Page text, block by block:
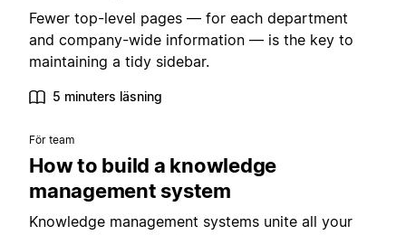
Fewer top-level pages — for each department
and company-wide information — is the key to
maintaining a tidy sidebar.
5 minuters läsning
För team
How to build a knowledge
management system
Knowledge management systems unite all your